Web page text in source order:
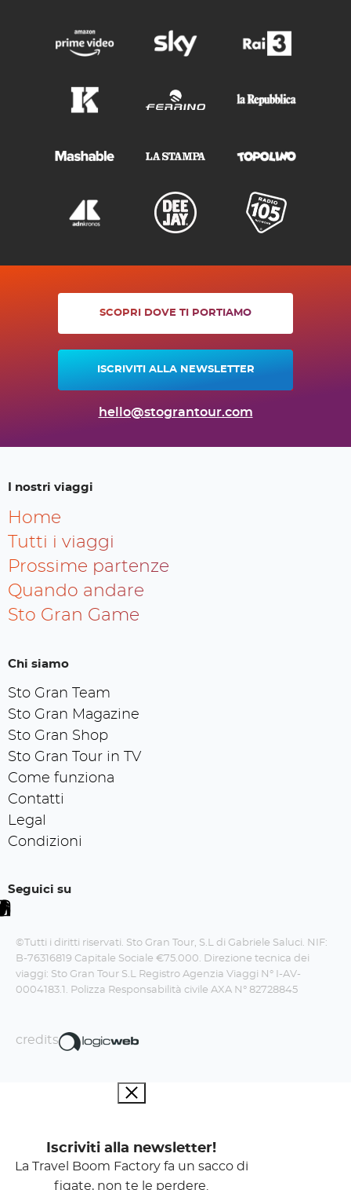
SCOPRI DOVE TI PORTIAMO
ISCRIVITI ALLA NEWSLETTER
hello@stograntour.com
I nostri viaggi
Home
Tutti i viaggi
Prossime partenze
Quando andare
Sto Gran Game
Chi siamo
Sto Gran Team
Sto Gran Magazine
Sto Gran Shop
Sto Gran Tour in TV
Come funziona
Contatti
Legal
Condizioni
Seguici su
©Tutti i diritti riservati. Sto Gran Tour, S.L di Gabriele Saluci. NIF:
B-76316819 Capitale Sociale €75.000. Direzione tecnica dei
viaggi: Sto Gran Tour S.L Registro Agenzia Viaggi N° I-AV-
0004183.1. Polizza Responsabilità civile AXA N° 82728845
credits
Iscriviti alla newsletter!
La Travel Boom Factory fa un sacco di
figate, non te le perdere.